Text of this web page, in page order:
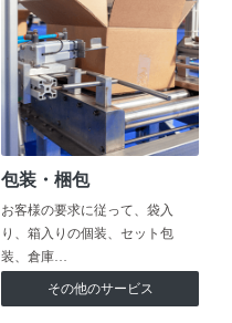
包装・梱包
お客様の要求に従って、袋入
り、箱入りの個装、セット包
装、倉庫…
その他のサービス